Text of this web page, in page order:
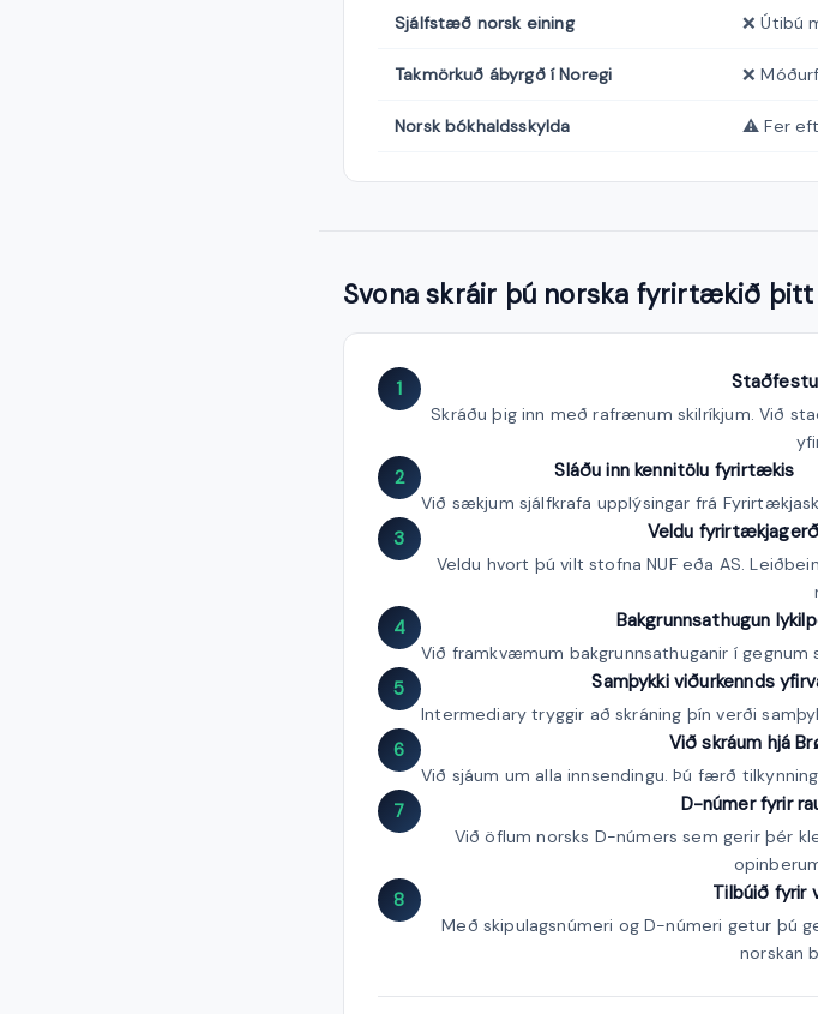
Sjálfstæð norsk eining ❌ Útibú
Takmörkuð ábyrgð í Noregi ❌
Norsk bókhaldsskylda ⚠️ Fer
Svona skráir þú norska fyrirtækið
1
Skráðu þig inn með rafrænum skilríkjum. Við
2 Sláðu inn kennitölu fyrirtækis
Við sækjum sjálfkrafa upplýsingar frá
3 Veldu
Veldu hvort þú vilt stofna NUF eða AS.
4 Bakgrunnsathugun
Við framkvæmum bakgrunnsathuganir í gegnum
5 Samþykki viðurkennds
Intermediary tryggir að skráning þín verði
6 Við skráum hjá
Við sjáum um alla innsendingu. Þú færð
7 D-númer fyrir
Við öflum norsks D-númers sem gerir þér
8 Tilbúið fyrir
Með skipulagsnúmeri og D-númeri getur þú
norskan